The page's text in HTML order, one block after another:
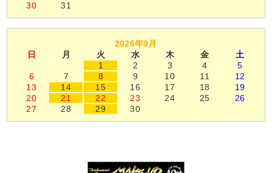
30
31
2026年9月
日
月 火 水 木 金
土
1
2 3 4
5
6
7 8 9 10 11
12
13
14 15 16 17 18
19
20
21 22 23 24 25
26
27
28 29 30